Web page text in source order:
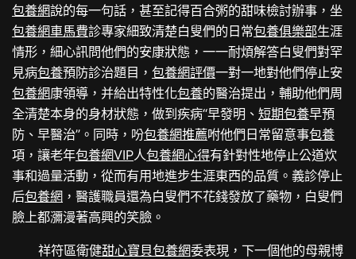
包養網說的每一句話，甚至記得百合粥的甜味檢討辦事，坐
包養網車馬費診專家細致清楚白叟們的日常包養俱樂部生涯
情形，細心訊問他們的安康狀態，一一耐煩解答白叟們對罕
見病包養預防診治題目，包養網評價一對一地對他們停止安
包養網康領導，并給出特性化包養的醫治提出，輔助他們周
全清楚本身的身材狀態，做到疾病“早發明、短期包養早預
防、早醫治”。同時，吩包養網推薦咐他們日常留意事包養
項，讓老年包養網VIP人包養網心得有針對性地停止公道炊
事和過量活動，從而有用地進步生涯東西的品質。義診停止
后包養網 ，醫護職員還為白叟們不花錢發放了藥物，白叟們
臉上都瀰漫著高興的笑臉。
祥符區衛健甜心寶貝包養網委表現，下一個他的母親博